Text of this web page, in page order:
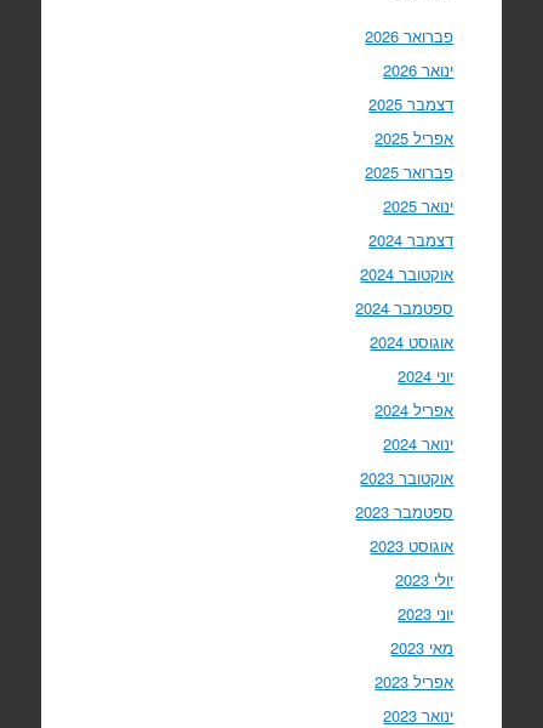
פברואר 2026
ינואר 2026
דצמבר 2025
אפריל 2025
פברואר 2025
ינואר 2025
דצמבר 2024
אוקטובר 2024
ספטמבר 2024
אוגוסט 2024
יוני 2024
אפריל 2024
ינואר 2024
אוקטובר 2023
ספטמבר 2023
אוגוסט 2023
יולי 2023
יוני 2023
מאי 2023
אפריל 2023
ינואר 2023